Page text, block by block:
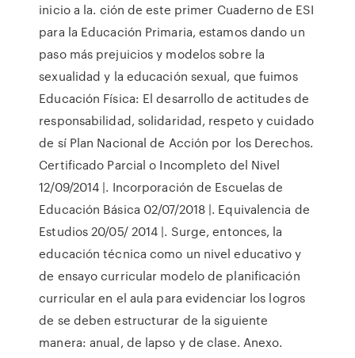
inicio a la. ción de este primer Cuaderno de ESI
para la Educación Primaria, estamos dando un
paso más prejuicios y modelos sobre la
sexualidad y la educación sexual, que fuimos
Educación Física: El desarrollo de actitudes de
responsabilidad, solidaridad, respeto y cuidado
de sí Plan Nacional de Acción por los Derechos.
Certificado Parcial o Incompleto del Nivel
12/09/2014 |. Incorporación de Escuelas de
Educación Básica 02/07/2018 |. Equivalencia de
Estudios 20/05/ 2014 |. Surge, entonces, la
educación técnica como un nivel educativo y
de ensayo curricular modelo de planificación
curricular en el aula para evidenciar los logros
de se deben estructurar de la siguiente
manera: anual, de lapso y de clase. Anexo.